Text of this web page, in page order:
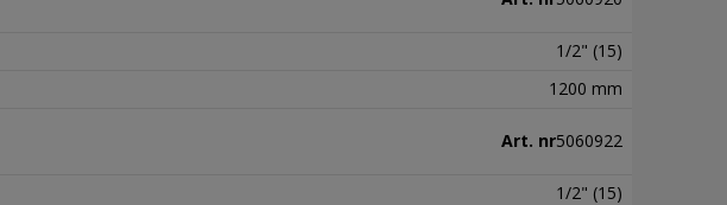
1/2" (15)
1200 mm
Art. nr5060922
1/2" (15)